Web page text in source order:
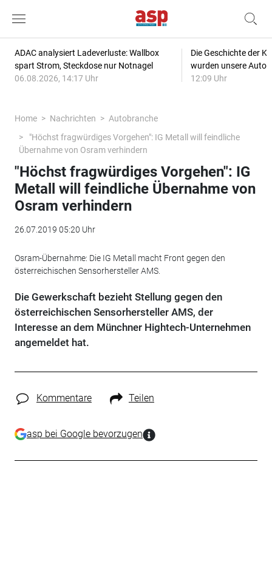
ADAC analysiert Ladeverluste: Wallbox
spart Strom, Steckdose nur Notnagel
06.08.2026, 14:17 Uhr
Die Geschichte der
wurden unsere
12:09 Uhr
Home Nachrichten
Autobranche
"Höchst fragwürdiges Vorgehen": IG Metall will feindliche
Übernahme von Osram verhindern
"Höchst fragwürdiges Vorgehen": IG
Metall will feindliche Übernahme von
Osram verhindern
26.07.2019 05:20 Uhr
Osram-Übernahme: Die IG Metall macht Front gegen den
österreichischen Sensorhersteller AMS.
Die Gewerkschaft bezieht Stellung gegen den
österreichischen Sensorhersteller AMS, der
Interesse an dem Münchner Hightech-Unternehmen
angemeldet hat.
Kommentare Teilen
asp bei Google bevorzugen